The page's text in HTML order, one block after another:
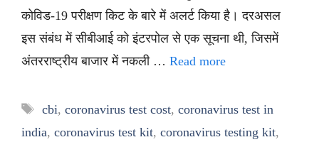
कोविड-19 परीक्षण किट के बारे में अलर्ट किया है। दरअसल
इस संबंध में सीबीआई को इंटरपोल से एक सूचना थी, जिसमें
अंतरराष्ट्रीय बाजार में नकली … Read more
Tags
cbi, coronavirus test cost, coronavirus test in
india, coronavirus test kit, coronavirus testing kit,